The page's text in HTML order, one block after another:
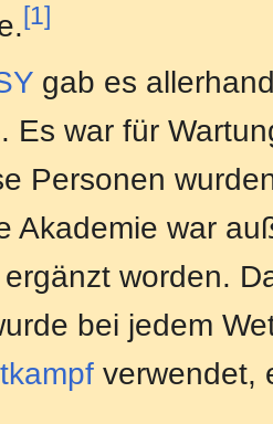
[1]
gab es
Es war für
Personen
Akademie war
worden.
bei jedem
verwendet,